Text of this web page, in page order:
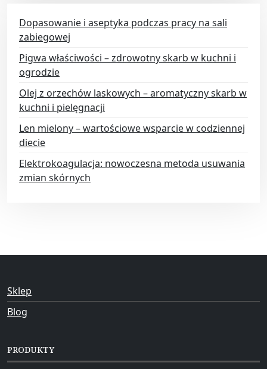
Dopasowanie i aseptyka podczas pracy na sali
zabiegowej
Pigwa właściwości – zdrowotny skarb w kuchni i
ogrodzie
Olej z orzechów laskowych – aromatyczny skarb w
kuchni i pielęgnacji
Len mielony – wartościowe wsparcie w codziennej
diecie
Elektrokoagulacja: nowoczesna metoda usuwania
zmian skórnych
Sklep
Blog
PRODUKTY